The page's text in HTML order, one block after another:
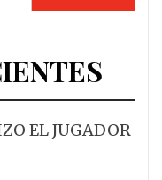
EL JUGADOR